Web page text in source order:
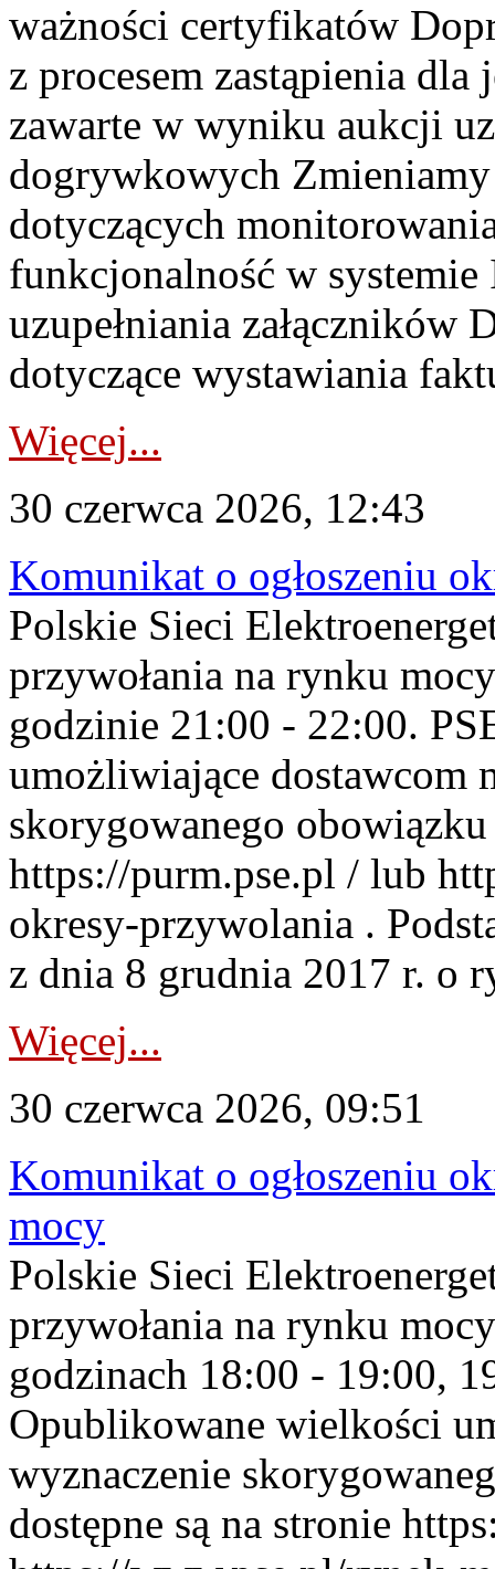
ważności certyfikatów
z procesem zastąpienia
zawarte w wyniku aukcji
dogrywkowych Zmieniamy
dotyczących
funkcjonalność w
uzupełniania załączników
dotyczące wystawiania
Więcej...
30 czerwca 2026, 12:43
Komunikat o ogłoszeniu
Polskie Sieci
przywołania na rynku
godzinie 21:00 - 22:00.
umożliwiające dostawcom
skorygowanego
https://purm.pse.pl / lub
okresy-przywolania .
z dnia 8 grudnia 2017 r. o
Więcej...
30 czerwca 2026, 09:51
Komunikat o ogłoszeniu
mocy
Polskie Sieci
przywołania na rynku
godzinach 18:00 - 19:00,
Opublikowane wielkości
wyznaczenie
dostępne są na stronie